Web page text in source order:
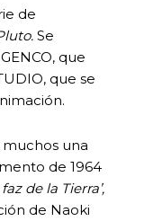
de
Se
que
que se
una
de 1964
de la Tierra’,
de Naoki